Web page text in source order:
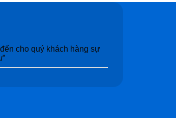
cho quý khách hàng sự
”